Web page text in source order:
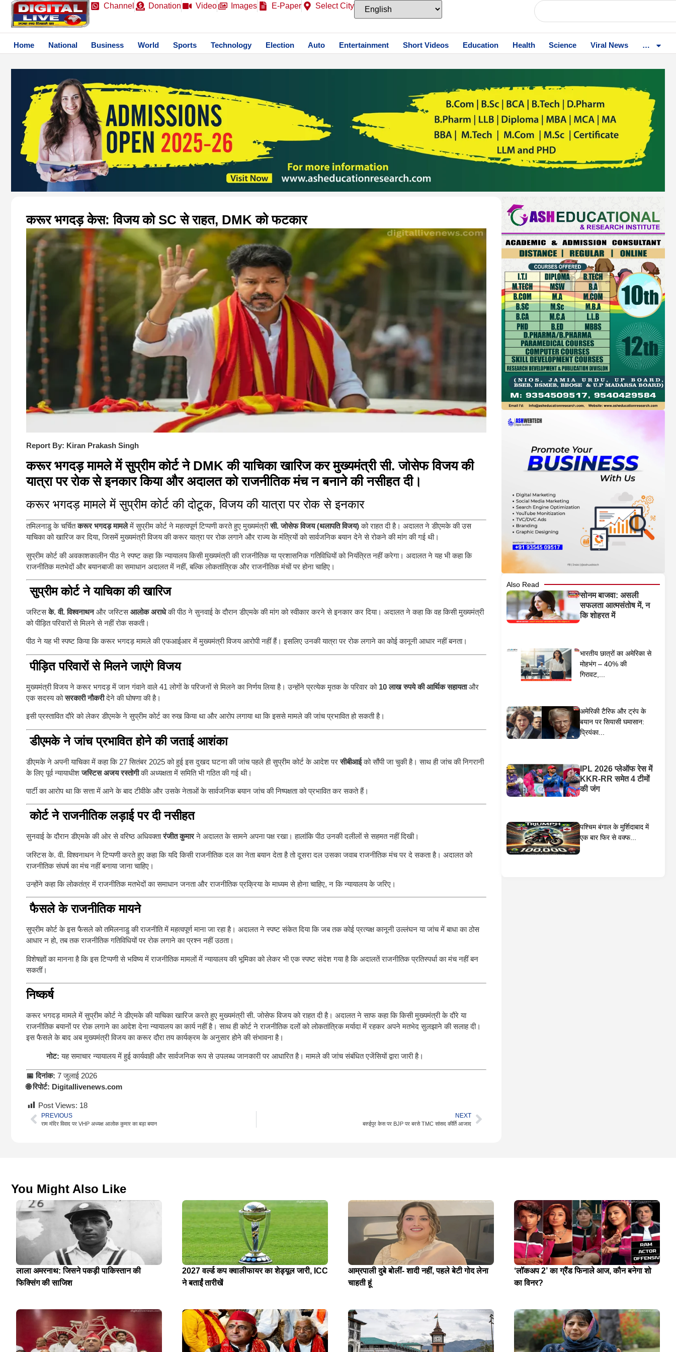
Channel Donation Video Images E-Paper Select City
Home National Business World Sports Technology Election Auto Entertainment Short Videos Education Health Science Viral News …
करूर भगदड़ केस: विजय को SC से राहत, DMK को फटकार
Report By: Kiran Prakash Singh
करूर भगदड़ मामले में सुप्रीम कोर्ट ने DMK की याचिका खारिज कर मुख्यमंत्री सी. जोसेफ विजय की
यात्रा पर रोक से इनकार किया और अदालत को राजनीतिक मंच न बनाने की नसीहत दी।
करूर भगदड़ मामले में सुप्रीम कोर्ट की दोटूक, विजय की यात्रा पर रोक से इनकार
तमिलनाडु के चर्चितकरूर भगदड़ मामलेमें सुप्रीम कोर्ट ने महत्वपूर्ण टिप्पणी करते हुए मुख्यमंत्रीसी. जोसेफ विजय (थलापति विजय)को राहत दी है। अदालत ने डीएमके की उस
याचिका को खारिज कर दिया, जिसमें मुख्यमंत्री विजय की करूर यात्रा पर रोक लगाने और राज्य के मंत्रियों को सार्वजनिक बयान देने से रोकने की मांग की गई थी।
सुप्रीम कोर्ट की अवकाशकालीन पीठ ने स्पष्ट कहा कि न्यायालय किसी मुख्यमंत्री की राजनीतिक या प्रशासनिक गतिविधियों को नियंत्रित नहीं करेगा। अदालत ने यह भी कहा कि
राजनीतिक मतभेदों और बयानबाजी का समाधान अदालत में नहीं, बल्कि लोकतांत्रिक और राजनीतिक मंचों पर होना चाहिए।
सुप्रीम कोर्ट ने याचिका की खारिज
जस्टिसके. वी. विश्वनाथनऔर जस्टिसआलोक अराधेकी पीठ ने सुनवाई के दौरान डीएमके की मांग को स्वीकार करने से इनकार कर दिया। अदालत ने कहा कि वह किसी मुख्यमंत्री
को पीड़ित परिवारों से मिलने से नहीं रोक सकती।
पीठ ने यह भी स्पष्ट किया कि करूर भगदड़ मामले की एफआईआर में मुख्यमंत्री विजय आरोपी नहीं हैं। इसलिए उनकी यात्रा पर रोक लगाने का कोई कानूनी आधार नहीं बनता।
पीड़ित परिवारों से मिलने जाएंगे विजय
मुख्यमंत्री विजय ने करूर भगदड़ में जान गंवाने वाले 41 लोगों के परिजनों से मिलने का निर्णय लिया है। उन्होंने प्रत्येक मृतक के परिवार को 10 लाख रुपये की आर्थिक सहायताऔर
एक सदस्य कोसरकारी नौकरीदेने की घोषणा की है।
इसी प्रस्तावित दौरे को लेकर डीएमके ने सुप्रीम कोर्ट का रुख किया था और आरोप लगाया था कि इससे मामले की जांच प्रभावित हो सकती है।
डीएमके ने जांच प्रभावित होने की जताई आशंका
डीएमके ने अपनी याचिका में कहा कि 27 सितंबर 2025 को हुई इस दुखद घटना की जांच पहले ही सुप्रीम कोर्ट के आदेश परसीबीआईको सौंपी जा चुकी है। साथ ही जांच की निगरानी
के लिए पूर्व न्यायाधीशजस्टिस अजय रस्तोगीकी अध्यक्षता में समिति भी गठित की गई थी।
पार्टी का आरोप था कि सत्ता में आने के बाद टीवीके और उसके नेताओं के सार्वजनिक बयान जांच की निष्पक्षता को प्रभावित कर सकते हैं।
कोर्ट ने राजनीतिक लड़ाई पर दी नसीहत
सुनवाई के दौरान डीएमके की ओर से वरिष्ठ अधिवक्तारंजीत कुमारने अदालत के सामने अपना पक्ष रखा। हालांकि पीठ उनकी दलीलों से सहमत नहीं दिखी।
जस्टिस के. वी. विश्वनाथन ने टिप्पणी करते हुए कहा कि यदि किसी राजनीतिक दल का नेता बयान देता है तो दूसरा दल उसका जवाब राजनीतिक मंच पर दे सकता है। अदालत को
राजनीतिक संघर्ष का मंच नहीं बनाया जाना चाहिए।
उन्होंने कहा कि लोकतंत्र में राजनीतिक मतभेदों का समाधान जनता और राजनीतिक प्रक्रिया के माध्यम से होना चाहिए, न कि न्यायालय के जरिए।
फैसले के राजनीतिक मायने
सुप्रीम कोर्ट के इस फैसले को तमिलनाडु की राजनीति में महत्वपूर्ण माना जा रहा है। अदालत ने स्पष्ट संकेत दिया कि जब तक कोई प्रत्यक्ष कानूनी उल्लंघन या जांच में बाधा का ठोस
आधार न हो, तब तक राजनीतिक गतिविधियों पर रोक लगाने का प्रश्न नहीं उठता।
विशेषज्ञों का मानना है कि इस टिप्पणी से भविष्य में राजनीतिक मामलों में न्यायालय की भूमिका को लेकर भी एक स्पष्ट संदेश गया है कि अदालतें राजनीतिक प्रतिस्पर्धा का मंच नहीं बन
सकतीं।
निष्कर्ष
करूर भगदड़ मामले में सुप्रीम कोर्ट ने डीएमके की याचिका खारिज करते हुए मुख्यमंत्री सी. जोसेफ विजय को राहत दी है। अदालत ने साफ कहा कि किसी मुख्यमंत्री के दौरे या
राजनीतिक बयानों पर रोक लगाने का आदेश देना न्यायालय का कार्य नहीं है। साथ ही कोर्ट ने राजनीतिक दलों को लोकतांत्रिक मर्यादा में रहकर अपने मतभेद सुलझाने की सलाह दी।
इस फैसले के बाद अब मुख्यमंत्री विजय का करूर दौरा तय कार्यक्रम के अनुसार होने की संभावना है।
नोट: यह समाचार न्यायालय में हुई कार्यवाही और सार्वजनिक रूप से उपलब्ध जानकारी पर आधारित है। मामले की जांच संबंधित एजेंसियों द्वारा जारी है।
📅 दिनांक: 7 जुलाई 2026
🌐 रिपोर्ट: Digitallivenews.com
Post Views: 18
PREVIOUS
राम मंदिर विवाद पर VHP अध्यक्ष आलोक कुमार का बड़ा बयान
NEXT
बरुईपुर केस पर BJP पर बरसे TMC सांसद कीर्ति आजाद
Also Read
सोनम बाजवा: असली
सफलता आत्मसंतोष में, न
कि शोहरत में
भारतीय छात्रों का अमेरिका से
मोहभंग – 40% की
गिरावट,...
अमेरिकी टैरिफ और ट्रंप के
बयान पर सियासी घमासान:
प्रियंका...
IPL 2026 प्लेऑफ रेस में
KKR-RR समेत 4 टीमों
की जंग
पश्चिम बंगाल के मुर्शिदाबाद में
एक बार फिर से वक्फ...
You Might Also Like
लाला अमरनाथ: जिसने पकड़ी पाकिस्तान की
फिक्सिंग की साजिश
2027 वर्ल्ड कप क्वालीफायर का शेड्यूल जारी, ICC
ने बताईं तारीखें
आम्रपाली दुबे बोलीं- शादी नहीं, पहले बेटी गोद लेना
चाहती हूं
‘लॉकअप 2’ का ग्रैंड फिनाले आज, कौन बनेगा शो
का विनर?